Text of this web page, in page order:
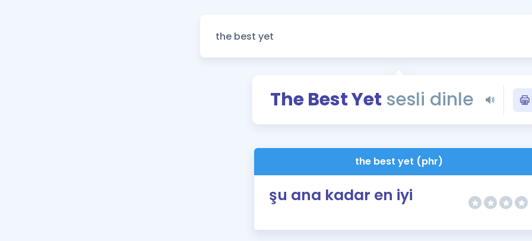
Tüm ÖSYM
Blog
YDS - YÖKDİL
İngilizce
The Best Yet sesli dinle
the best yet (phr)
şu ana kadar en iyi